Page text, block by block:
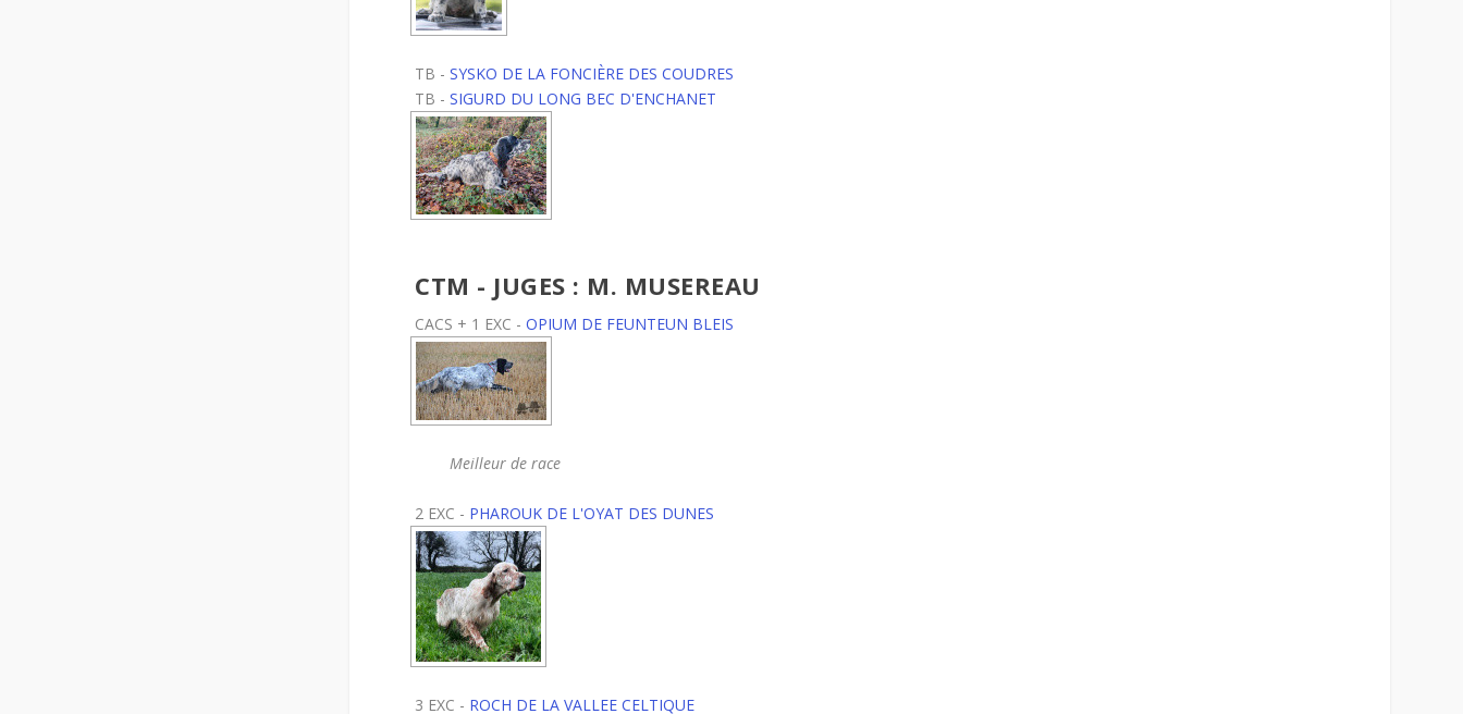
TB -SYSKO DE LA FONCIÈRE DES COUDRES
TB -SIGURD DU LONG BEC D'ENCHANET
CTM - JUGES : M. MUSEREAU
CACS + 1 EXC -OPIUM DE FEUNTEUN BLEIS
Meilleur de race
2 EXC - PHAROUK DE L'OYAT DES DUNES
3 EXC - ROCH DE LA VALLEE CELTIQUE